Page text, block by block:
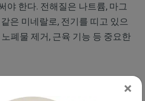
야 한다. 전해질은 나트륨, 마그
은 미네랄로, 전기를 띠고 있으
폐물 제거, 근육 기능 등 중요한
분을 보충하는 과정에서 전해질
이 있으며, 이는 과도한 수분 섭취
×